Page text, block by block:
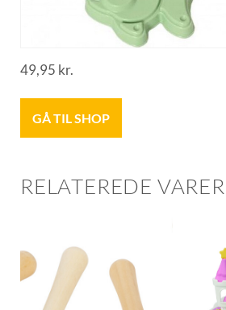
49,95 kr.
GÅ TIL SHOP
RELATEREDE VARER